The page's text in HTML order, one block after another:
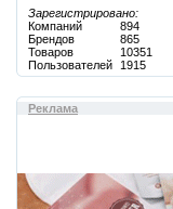
Зарегистрировано:
Компаний
894
Брендов
865
Товаров
10351
Пользователей
1915
Реклама